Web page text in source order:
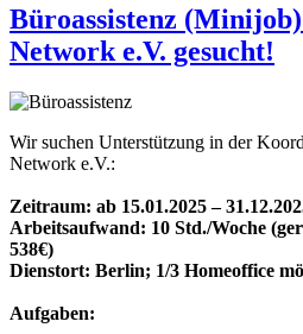
Railway
Infrastructure
Projects:
and
Renewal
of
Büroassistenz
Network e.V. gesucht!
Wir suchen Unterstützung in der
Network e.V.:
Zeitraum: ab 15.01.2025 –
Arbeitsaufwand: 10 Std./Woche
538€)
Dienstort: Berlin; 1/3 Homeoffice
Aufgaben: